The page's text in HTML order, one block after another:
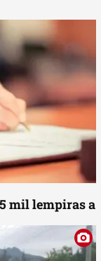
mil lempiras a